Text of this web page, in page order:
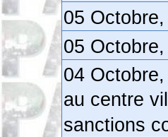
05
05
04
au centre
sanctions